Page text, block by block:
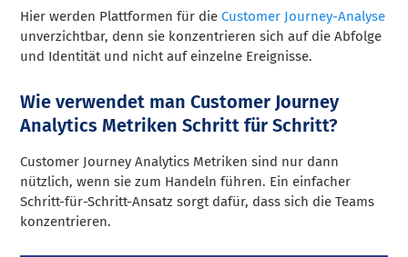
Hier werden Plattformen für dieCustomer Journey-Analyse
unverzichtbar, denn sie konzentrieren sich auf die Abfolge
und Identität und nicht auf einzelne Ereignisse.
Wie verwendet man Customer Journey
Analytics Metriken Schritt für Schritt?
Customer Journey Analytics Metriken sind nur dann
nützlich, wenn sie zum Handeln führen. Ein einfacher
Schritt-für-Schritt-Ansatz sorgt dafür, dass sich die Teams
konzentrieren.